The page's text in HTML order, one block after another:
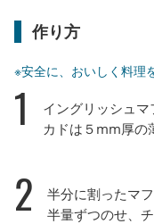
作り方
※安全に、おいしく料理
1
イングリッシュ
カドは５mm厚の
2
半分に割ったマ
半量ずつのせ、